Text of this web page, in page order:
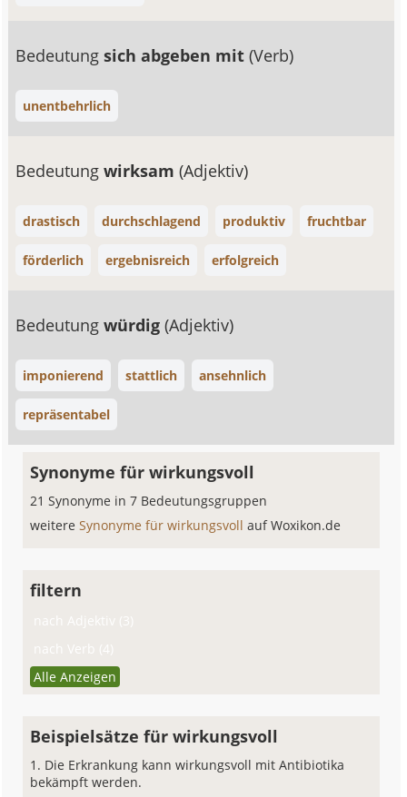
Bedeutungsich abgeben mit(Verb)
unentbehrlich
Bedeutungwirksam(Adjektiv)
drastisch durchschlagend produktiv fruchtbar
förderlich ergebnisreich erfolgreich
Bedeutungwürdig(Adjektiv)
imponierend stattlich ansehnlich
repräsentabel
Synonyme für wirkungsvoll
21 Synonyme in 7 Bedeutungsgruppen
weitereSynonyme für wirkungsvollauf Woxikon.de
filtern
nach Adjektiv (3)
nach Verb (4)
Alle Anzeigen
Beispielsätze für wirkungsvoll
Die Erkrankung kann wirkungsvoll mit Antibiotika
bekämpft werden.